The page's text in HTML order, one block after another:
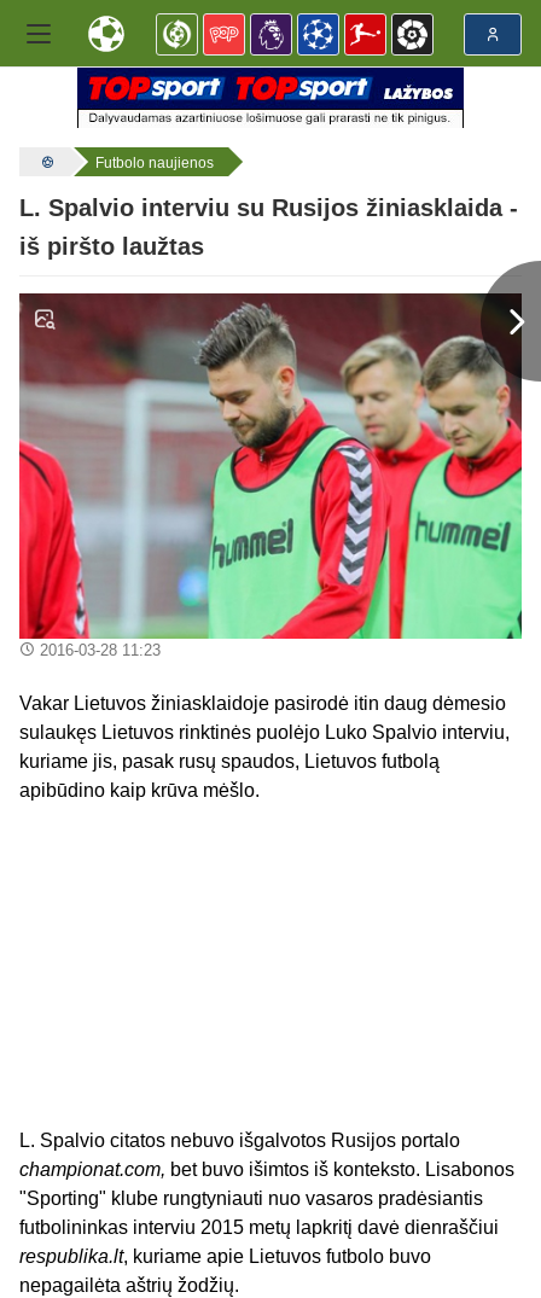
Futbolo naujienos
L. Spalvio interviu su Rusijos žiniasklaida -
iš piršto laužtas
2016-03-28 11:23
Vakar Lietuvos žiniasklaidoje pasirodė itin daug dėmesio
sulaukęs Lietuvos rinktinės puolėjo Luko Spalvio interviu,
kuriame jis, pasak rusų spaudos, Lietuvos futbolą
apibūdino kaip krūva mėšlo.
L. Spalvio citatos nebuvo išgalvotos Rusijos portalo
championat.com, bet buvo išimtos iš konteksto. Lisabonos
"Sporting" klube rungtyniauti nuo vasaros pradėsiantis
futbolininkas interviu 2015 metų lapkritį davė dienraščiui
respublika.lt, kuriame apie Lietuvos futbolo buvo
nepagailėta aštrių žodžių.